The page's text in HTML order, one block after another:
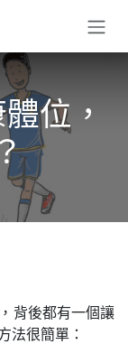
位，
背後都有一個讓
法很簡單：